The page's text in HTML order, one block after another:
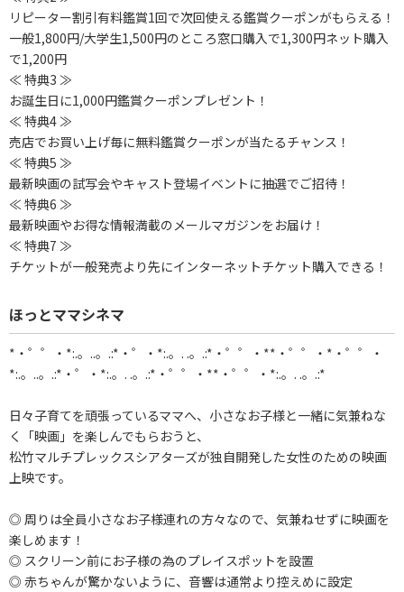
リピーター割引有料鑑賞1回で次回使える鑑賞クーポンがもらえる！
一般1,800円/大学生1,500円のところ窓口購入で1,300円ネット購入
で1,200円
≪ 特典3 ≫
お誕生日に1,000円鑑賞クーポンプレゼント！
≪ 特典4 ≫
売店でお買い上げ毎に無料鑑賞クーポンが当たるチャンス！
≪ 特典5 ≫
最新映画の試写会やキャスト登場イベントに抽選でご招待！
≪ 特典6 ≫
最新映画やお得な情報満載のメールマガジンをお届け！
≪ 特典7 ≫
チケットが一般発売より先にインターネットチケット購入できる！
ほっとママシネマ
*・゜゜・*:.。..。.:*・゜・*:.。. .。.:*・゜゜・**・゜゜・*・゜゜・
*:.。..。.:*・゜・*:.。. .。.:*・゜゜・**・゜゜・*:.。. .。.:*
日々子育てを頑張っているママへ、小さなお子様と一緒に気兼ねな
く「映画」を楽しんでもらおうと、
松竹マルチプレックスシアターズが独自開発した女性のための映画
上映です。
◎ 周りは全員小さなお子様連れの方々なので、気兼ねせずに映画を
楽しめます！
◎ スクリーン前にお子様の為のプレイスポットを設置
◎ 赤ちゃんが驚かないように、音響は通常より控えめに設定